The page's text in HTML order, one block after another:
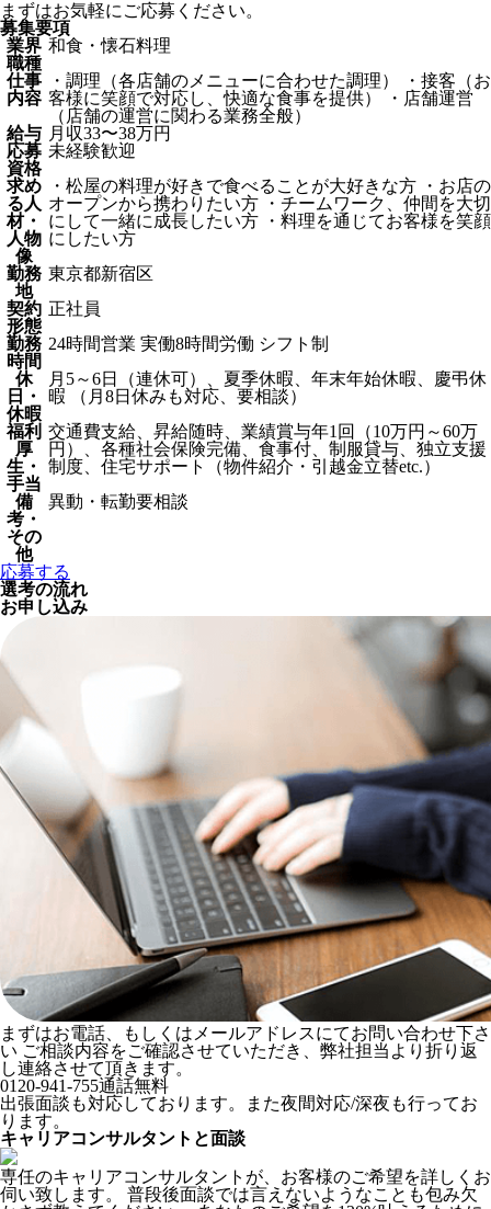
まずはお気軽にご応募ください。
募集要項
業界 和食・懐石料理
職種
仕事
内容
・調理（各店舗のメニューに合わせた調理） ・接客（お
客様に笑顔で対応し、快適な食事を提供） ・店舗運営
（店舗の運営に関わる業務全般）
給与 月収33〜38万円
応募
資格
未経験歓迎
求め
る人
材・
人物
像
・松屋の料理が好きで食べることが大好きな方 ・お店の
オープンから携わりたい方 ・チームワーク、仲間を大切
にして一緒に成長したい方 ・料理を通じてお客様を笑顔
にしたい方
勤務
地
東京都新宿区
契約
形態
正社員
勤務
時間
24時間営業 実働8時間労働 シフト制
休
日・
休暇
月5～6日（連休可）、夏季休暇、年末年始休暇、慶弔休
暇 （月8日休みも対応、要相談）
福利
厚
生・
手当
交通費支給、昇給随時、業績賞与年1回（10万円～60万
円）、各種社会保険完備、食事付、制服貸与、独立支援
制度、住宅サポート（物件紹介・引越金立替etc.）
備
考・
その
他
異動・転勤要相談
応募する
選考の流れ
お申し込み
まずはお電話、もしくはメールアドレスにてお問い合わせ下さ
い ご相談内容をご確認させていただき、弊社担当より折り返
し連絡させて頂きます。
0120-941-755通話無料
出張面談も対応しております。また夜間対応/深夜も行ってお
ります。
キャリアコンサルタントと面談
専任のキャリアコンサルタントが、お客様のご希望を詳しくお
伺い致します。 普段後面談では言えないようなことも包み欠